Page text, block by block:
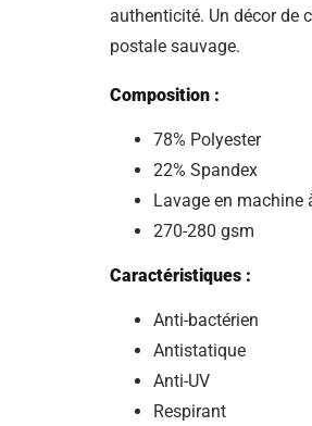
authenticité. Un décor de
postale sauvage.
Composition :
78% Polyester
22% Spandex
Lavage en machine
270-280 gsm
Caractéristiques :
Anti-bactérien
Antistatique
Anti-UV
Respirant